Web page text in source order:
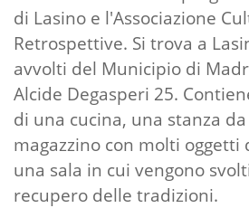
di Lasino e l'Associazione
Retrospettive. Si trova a
avvolti del Municipio di
Alcide Degasperi 25.
di una cucina, una stanza
magazzino con molti oggetti
una sala in cui vengono
recupero delle tradizioni.